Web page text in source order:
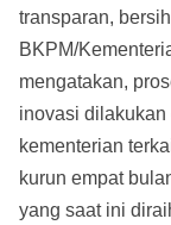
transparan,
BKPM/
mengatakan,
inovasi
kementerian
kurun empat
yang saat ini